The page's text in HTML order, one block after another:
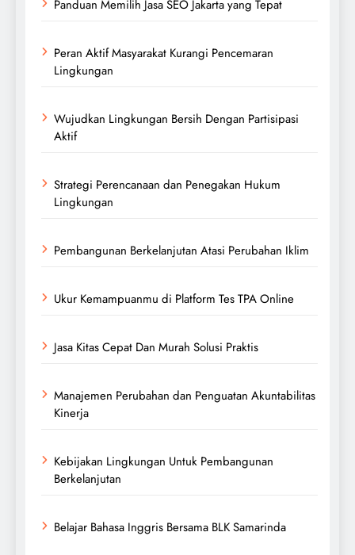
Panduan Memilih Jasa SEO Jakarta yang Tepat
Peran Aktif Masyarakat Kurangi Pencemaran
Lingkungan
Wujudkan Lingkungan Bersih Dengan Partisipasi
Aktif
Strategi Perencanaan dan Penegakan Hukum
Lingkungan
Pembangunan Berkelanjutan Atasi Perubahan Iklim
Ukur Kemampuanmu di Platform Tes TPA Online
Jasa Kitas Cepat Dan Murah Solusi Praktis
Manajemen Perubahan dan Penguatan Akuntabilitas
Kinerja
Kebijakan Lingkungan Untuk Pembangunan
Berkelanjutan
Belajar Bahasa Inggris Bersama BLK Samarinda